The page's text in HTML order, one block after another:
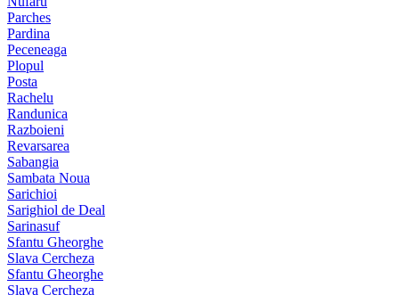
Parches
Pardina
Peceneaga
Plopul
Posta
Rachelu
Randunica
Razboieni
Revarsarea
Sabangia
Sambata Noua
Sarichioi
Sarighiol de Deal
Sarinasuf
Sfantu Gheorghe
Slava Cercheza
Sfantu Gheorghe
Slava Cercheza